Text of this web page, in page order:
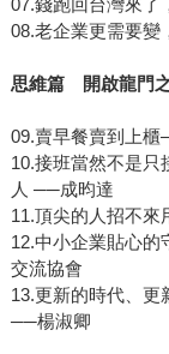
07.錢跑回台灣來
08.老企業更需要
思維篇 開啟龍門
09.賣早餐賣到上
10.接班當然不是
人 ──成昀達
11.頂尖的人招不
12.中小企業貼心
交流協會
13.更新的時代、更
──楊淑卿